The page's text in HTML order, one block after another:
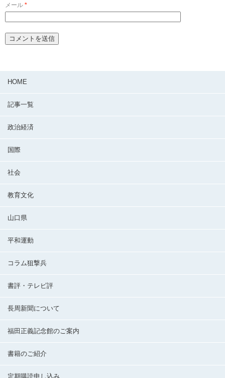
メール *
HOME
記事一覧
政治経済
国際
社会
教育文化
山口県
平和運動
コラム狙撃兵
書評・テレビ評
長周新聞について
福田正義記念館のご案内
書籍のご紹介
定期購読申し込み